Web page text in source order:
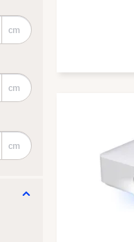
cm
cm
cm